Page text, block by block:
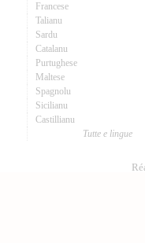
Francese
Talianu
Sardu
Catalanu
Purtughese
Maltese
Spagnolu
Sicilianu
Castillianu
Tutte e lingue